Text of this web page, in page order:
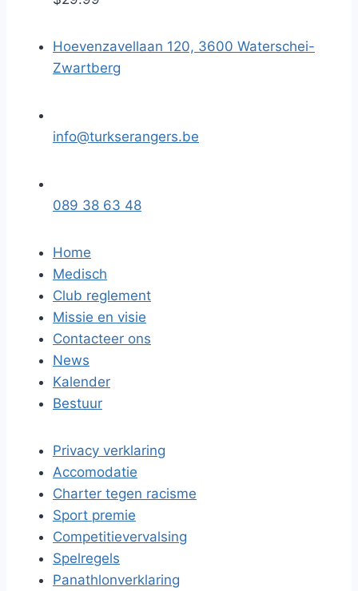
Hoevenzavellaan 120, 3600 Waterschei-
Zwartberg
info@turkserangers.be
089 38 63 48
Home
Medisch
Club reglement
Missie en visie
Contacteer ons
News
Kalender
Bestuur
Privacy verklaring
Accomodatie
Charter tegen racisme
Sport premie
Competitievervalsing
Spelregels
Panathlonverklaring